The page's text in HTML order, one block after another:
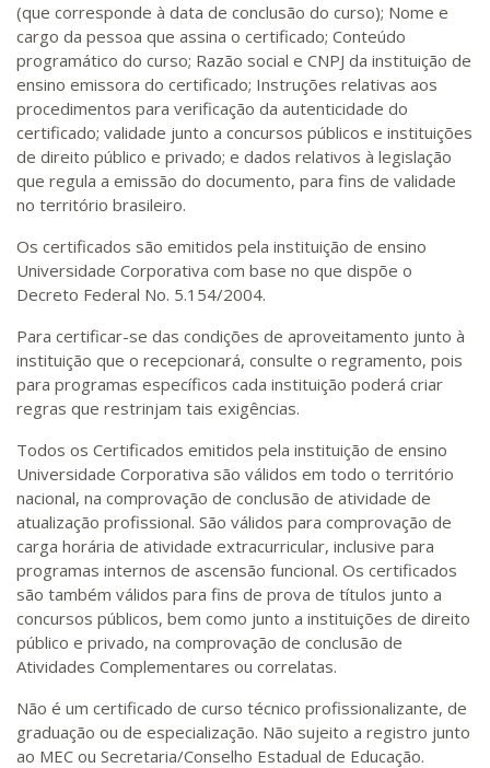
(que corresponde à data de conclusão do curso); Nome e
cargo da pessoa que assina o certificado; Conteúdo
programático do curso; Razão social e CNPJ da instituição de
ensino emissora do certificado; Instruções relativas aos
procedimentos para verificação da autenticidade do
certificado; validade junto a concursos públicos e instituições
de direito público e privado; e dados relativos à legislação
que regula a emissão do documento, para fins de validade
no território brasileiro.
Os certificados são emitidos pela instituição de ensino
Universidade Corporativa com base no que dispõe o
Decreto Federal No. 5.154/2004.
Para certificar-se das condições de aproveitamento junto à
instituição que o recepcionará, consulte o regramento, pois
para programas específicos cada instituição poderá criar
regras que restrinjam tais exigências.
Todos os Certificados emitidos pela instituição de ensino
Universidade Corporativa são válidos em todo o território
nacional, na comprovação de conclusão de atividade de
atualização profissional. São válidos para comprovação de
carga horária de atividade extracurricular, inclusive para
programas internos de ascensão funcional. Os certificados
são também válidos para fins de prova de títulos junto a
concursos públicos, bem como junto a instituições de direito
público e privado, na comprovação de conclusão de
Atividades Complementares ou correlatas.
Não é um certificado de curso técnico profissionalizante, de
graduação ou de especialização. Não sujeito a registro junto
ao MEC ou Secretaria/Conselho Estadual de Educação.